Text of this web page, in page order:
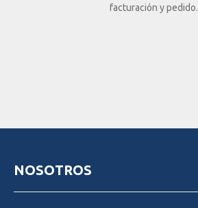
facturación y pedido.
NOSOTROS